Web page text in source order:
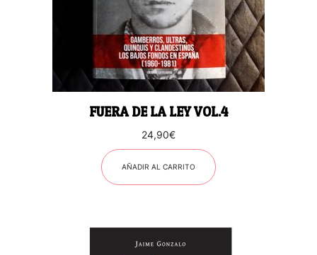
FUERA DE LA LEY VOL.4
24,90€
AÑADIR AL CARRITO